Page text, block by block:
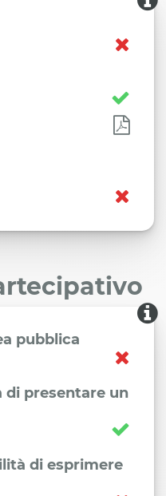
pubblica
di presentare un
di esprimere